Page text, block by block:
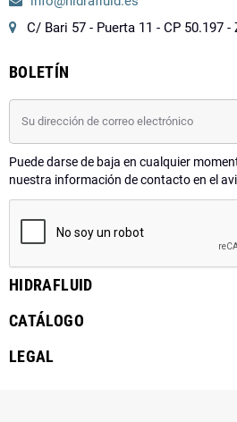
C/ Bari 57 - Puerta 11 - CP 50.197 -
BOLETÍN
Puede darse de baja en cualquier
nuestra información de contacto en el
HIDRAFLUID
CATÁLOGO
LEGAL